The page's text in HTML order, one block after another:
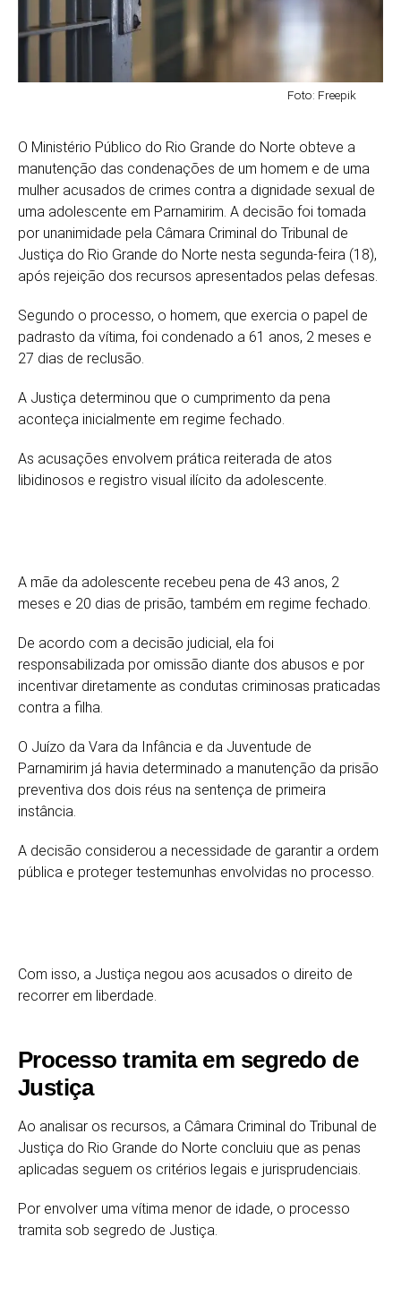
Foto: Freepik
O Ministério Público do Rio Grande do Norte obteve a
manutenção das condenações de um homem e de uma
mulher acusados de crimes contra a dignidade sexual de
uma adolescente em Parnamirim. A decisão foi tomada
por unanimidade pela Câmara Criminal do Tribunal de
Justiça do Rio Grande do Norte nesta segunda-feira (18),
após rejeição dos recursos apresentados pelas defesas.
Segundo o processo, o homem, que exercia o papel de
padrasto da vítima, foi condenado a 61 anos, 2 meses e
27 dias de reclusão.
A Justiça determinou que o cumprimento da pena
aconteça inicialmente em regime fechado.
As acusações envolvem prática reiterada de atos
libidinosos e registro visual ilícito da adolescente.
A mãe da adolescente recebeu pena de 43 anos, 2
meses e 20 dias de prisão, também em regime fechado.
De acordo com a decisão judicial, ela foi
responsabilizada por omissão diante dos abusos e por
incentivar diretamente as condutas criminosas praticadas
contra a filha.
O Juízo da Vara da Infância e da Juventude de
Parnamirim já havia determinado a manutenção da prisão
preventiva dos dois réus na sentença de primeira
instância.
A decisão considerou a necessidade de garantir a ordem
pública e proteger testemunhas envolvidas no processo.
Com isso, a Justiça negou aos acusados o direito de
recorrer em liberdade.
Processo tramita em segredo de
Justiça
Ao analisar os recursos, a Câmara Criminal do Tribunal de
Justiça do Rio Grande do Norte concluiu que as penas
aplicadas seguem os critérios legais e jurisprudenciais.
Por envolver uma vítima menor de idade, o processo
tramita sob segredo de Justiça.